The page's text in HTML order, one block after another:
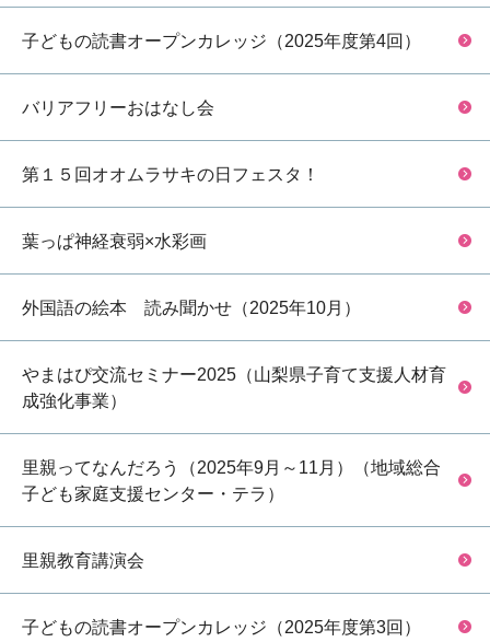
子どもの読書オープンカレッジ（2025年度第4回）
バリアフリーおはなし会
第１５回オオムラサキの日フェスタ！
葉っぱ神経衰弱×水彩画
外国語の絵本 読み聞かせ（2025年10月）
やまはぴ交流セミナー2025（山梨県子育て支援人材育
成強化事業）
里親ってなんだろう（2025年9月～11月）（地域総合
子ども家庭支援センター・テラ）
里親教育講演会
子どもの読書オープンカレッジ（2025年度第3回）